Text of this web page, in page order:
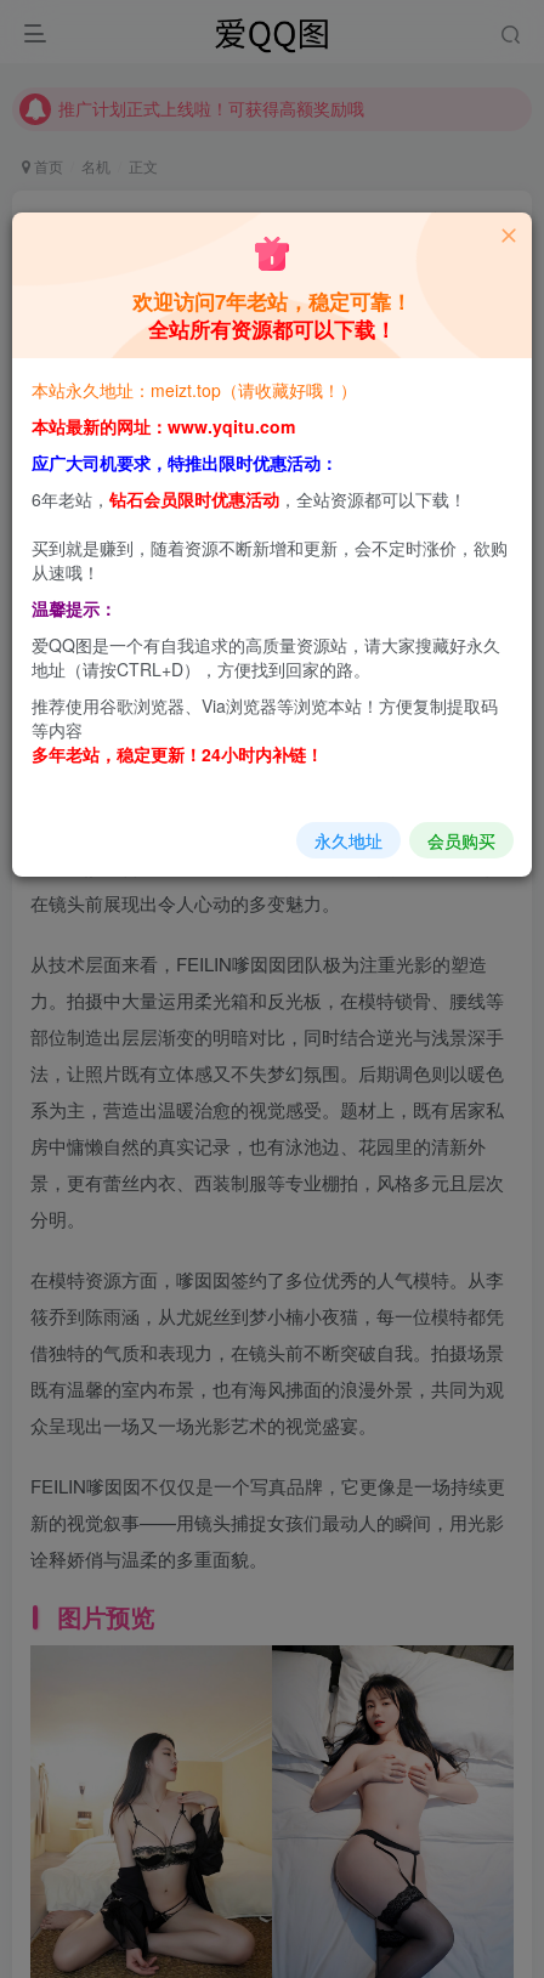
推广计划正式上线啦！可获得高额奖励哦
推广计划正式上线啦！可获得高额奖励哦
首页 名机 正文
青萌酱
3个月前更新
关注
0 2W+ 3.5W+
本站预览图进行了压缩和水印，原图无压缩，无本站水
印。
在当下国内人像写真领域，“嗲囡囡”这个品牌始终占据着独
特而重要的位置。“嗲”在上海方言里本就是女性温柔娇媚的
代名词，而“囡囡”则是对女孩的亲昵爱称，这个名字本身就
完美概括了这个品牌的审美内核——将甜美的少女气息与专
业的影像艺术融为一体。
目前FEILIN嗲囡囡系列已推出多达505期写真作品，累计资
源容量高达244GB，从日常居家、户外野拍到专业棚拍，涵
女孩，还是略带妩媚的小女人形象，每一期作品都将甜美与
性感巧妙融合，嗲囡囡标志性的娇俏表情和灵动眼神，更是
在镜头前展现出令人心动的多变魅力。
从技术层面来看，FEILIN嗲囡囡团队极为注重光影的塑造
力。拍摄中大量运用柔光箱和反光板，在模特锁骨、腰线等
部位制造出层层渐变的明暗对比，同时结合逆光与浅景深手
法，让照片既有立体感又不失梦幻氛围。后期调色则以暖色
系为主，营造出温暖治愈的视觉感受。题材上，既有居家私
房中慵懒自然的真实记录，也有泳池边、花园里的清新外
景，更有蕾丝内衣、西装制服等专业棚拍，风格多元且层次
分明。
在模特资源方面，嗲囡囡签约了多位优秀的人气模特。从李
筱乔到陈雨涵，从尤妮丝到梦小楠小夜猫，每一位模特都凭
借独特的气质和表现力，在镜头前不断突破自我。拍摄场景
既有温馨的室内布景，也有海风拂面的浪漫外景，共同为观
众呈现出一场又一场光影艺术的视觉盛宴。
FEILIN嗲囡囡不仅仅是一个写真品牌，它更像是一场持续更
新的视觉叙事——用镜头捕捉女孩们最动人的瞬间，用光影
诠释娇俏与温柔的多重面貌。
图片预览
欢迎访问7年老站，稳定可靠！
全站所有资源都可以下载！
本站永久地址：meizt.top（请收藏好哦！）
本站最新的网址：www.yqitu.com
应广大司机要求，特推出限时优惠活动：
6年老站， 钻石会员限时优惠活动 ，全站资源都可以下载！
买到就是赚到，随着资源不断新增和更新，会不定时涨价，欲购
从速哦！
温馨提示：
爱QQ图是一个有自我追求的高质量资源站，请大家搜藏好永久
地址（请按CTRL+D），方便找到回家的路。
推荐使用谷歌浏览器、Via浏览器等浏览本站！方便复制提取码
等内容
多年老站，稳定更新！24小时内补链！
永久地址 会员购买